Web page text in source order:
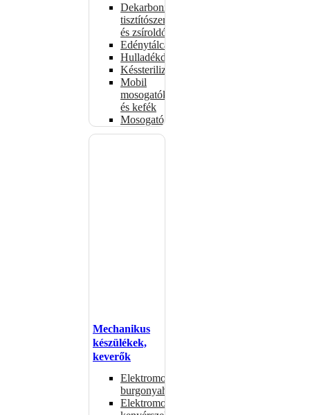
Dekarbonizáló
tisztítószerek
és zsíroldók
Edénytálcák
Hulladékdarálók
Késsterilizátorok
Mobil
mosogatók
és kefék
Mosogatógépkosarak
Mechanikus
készülékek,
keverők
Elektromos
burgonyahámozók
Elektromos